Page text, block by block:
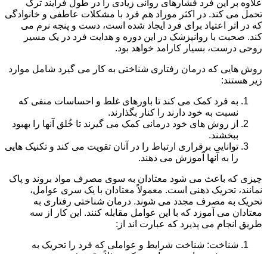
علاوه بر این فرد فشارهای روانی زیادی را در طول فرایند ترک
تحمل می کند. در اکثر موراد هم فرد با مشکلات عاطفی و خانوادگی
که در اثر اعتیاد برای فرد ایجاد شده است، دست و پنجه نرم می
کند. صحبت با روانپزشک در این دوره و هدایت فرد در یک مسیر
روحی درست، بسیار کارامد خواهد بود.
روش هایی که درمان رفتاری شناختی به کار می گیرد شامل موارد
زیر هستند:
به فرد کمک می کند تا باورهای غلط و احساسات منفی که
نسبت به خود دارند را کنار بگذارند.
از روش های خود درمانی کمک می گیرند تا خُلق آنها را بهبود
ببخشند.
توانایی برقراری ارتباط را در آنان تقویت می کند و تکنیک هایی
را به آنها آموزش می دهند.
چیزی که باعث می شود معتادان به سوی مصرف مواد بروند و پاک
نمانند، تحریک ذهنی است. معمولاً معتادان با یک سری عوامل،
تحریک به مصرف مجدد می شوند. درمان شناختی رفتاری به
معتادان می آموزد که با این عوامل مقابله کنند. این کار از سه
طریق انجام می پذیرد که عبارت اند از:
شناخت: شناخت شرایط و عواملی که فرد را تحریک به